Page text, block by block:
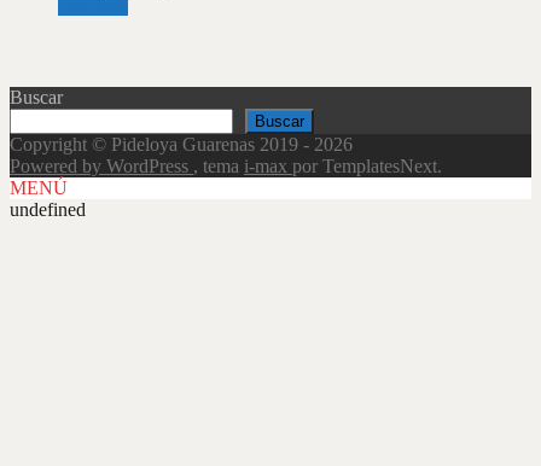
Buscar
Buscar
Copyright © Pideloya Guarenas 2019 - 2026
Powered by WordPress , tema i-max por TemplatesNext.
MENÚ
undefined